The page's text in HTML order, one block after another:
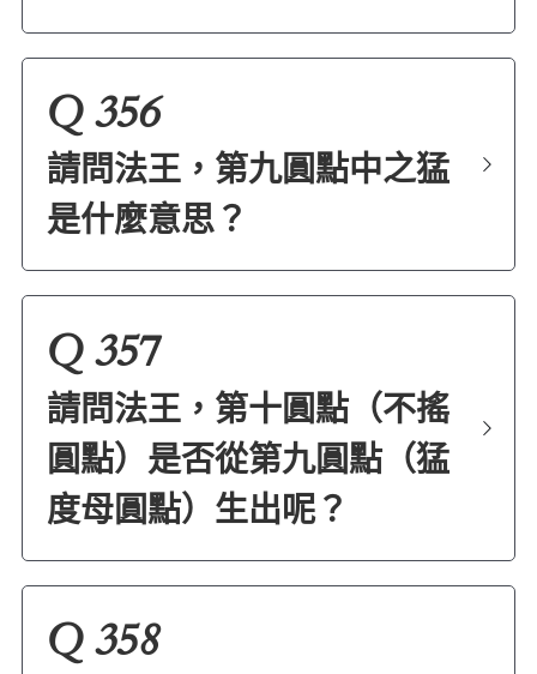
Q 356
請問法王，第九圓點中之猛
是什麼意思？
Q 357
請問法王，第十圓點（不搖
圓點）是否從第九圓點（猛
度母圓點）生出呢？
Q 358